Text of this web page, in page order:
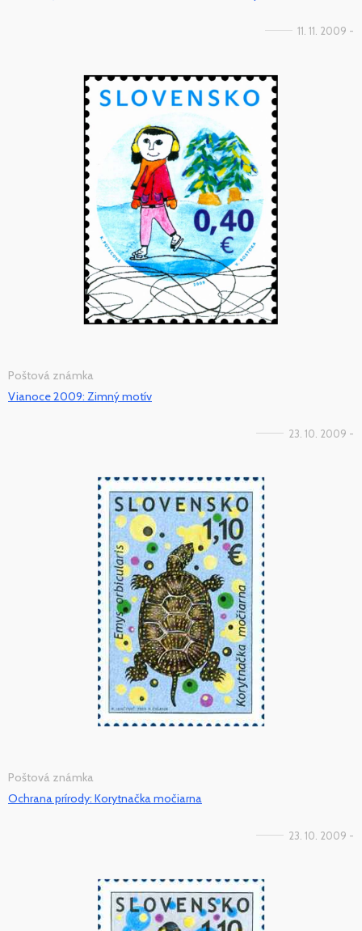
11. 11. 2009 -
Poštová známka
Vianoce 2009: Zimný motív
23. 10. 2009 -
Poštová známka
Ochrana prírody: Korytnačka močiarna
23. 10. 2009 -